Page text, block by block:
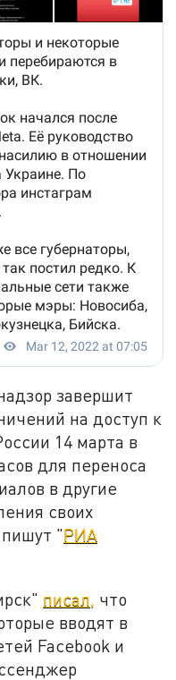
завершит
на доступ к
14 марта в
для переноса
в другие
своих
пишут "РИА
писал, что
вводят в
Facebook и